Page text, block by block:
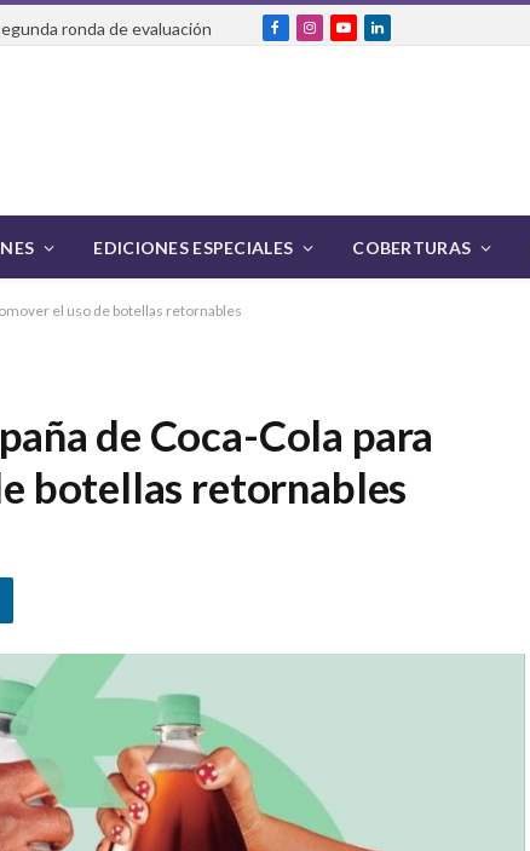
ronda de evaluación
FacebookInstagram
YouTubeLinkedIn
EDICIONES ESPECIALES COBERTURAS
el uso de botellas retornables
de Coca-Cola para
botellas retornables